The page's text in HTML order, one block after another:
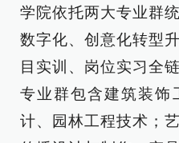
学院依托两大专业群
数字化、创意化转型
目实训、岗位实习全
专业群包含建筑装饰
计、园林工程技术；